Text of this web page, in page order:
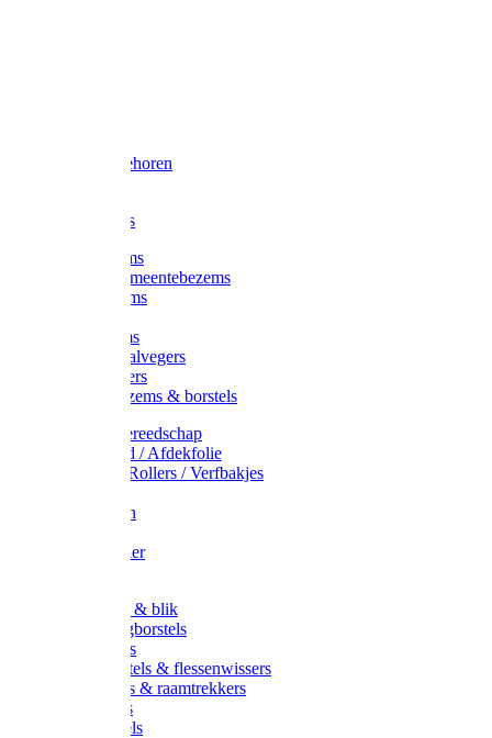
Slede toebehoren
Composters
Straatbezems
Stads- / Gemeentebezems
Terrasbezems
Gootbezems
Kamer-/Zaalvegers
Vloertrekkers
Onkruidbezems & borstels
Schildersgereedschap
Afplakband / Afdekfolie
Kwasten / Rollers / Verfbakjes
Afdekfoliën
Schuurpapier
Handveger & blik
Voetenveegborstels
Handvegers
Afwasborstels & flessenwissers
Wasborstels & raamtrekkers
Tonborstels
Werkborstels